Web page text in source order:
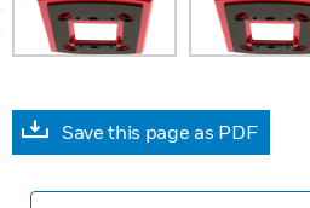
prev
Save this page as PDF